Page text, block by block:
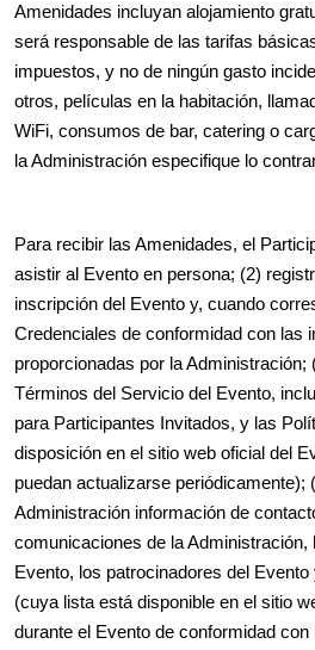
Amenidades incluyan alojamiento
será responsable de las tarifas
impuestos, y no de ningún gasto
otros, películas en la habitación,
WiFi, consumos de bar, catering o
la Administración especifique lo
Para recibir las Amenidades, el
asistir al Evento en persona; (2)
inscripción del Evento y, cuando
Credenciales de conformidad con las
proporcionadas por la Administración;
Términos del Servicio del Evento,
para Participantes Invitados, y las
disposición en el sitio web oficial del
puedan actualizarse periódicamente);
Administración información de
comunicaciones de la Administración,
Evento, los patrocinadores del
(cuya lista está disponible en el sitio
durante el Evento de conformidad